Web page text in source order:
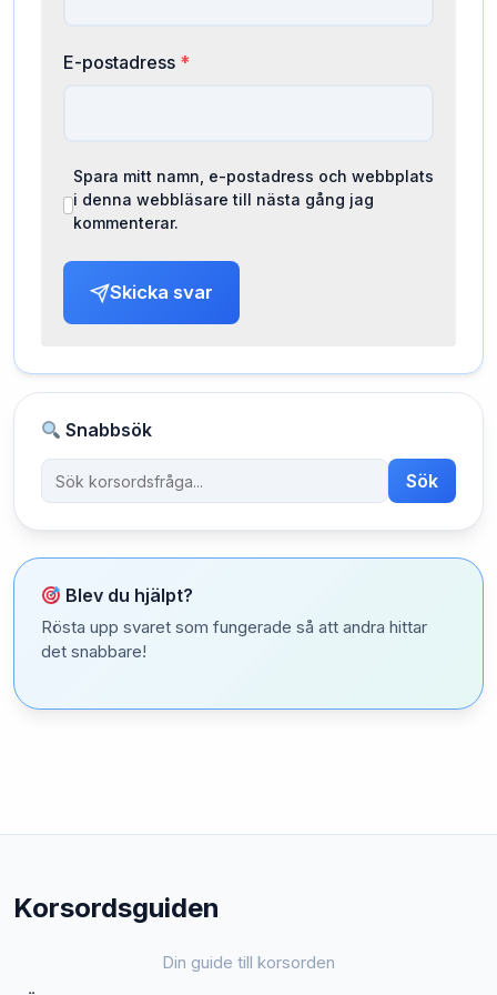
E-postadress *
Spara mitt namn, e-postadress och webbplats
i denna webbläsare till nästa gång jag
kommenterar.
Skicka svar
Snabbsök
Sök
Blev du hjälpt?
Rösta upp svaret som fungerade så att andra hittar
det snabbare!
Korsordsguiden
Din guide till korsorden